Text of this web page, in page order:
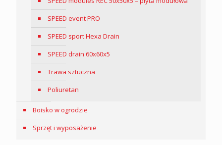
SPEED event PRO
SPEED sport Hexa Drain
SPEED drain 60x60x5
Trawa sztuczna
Poliuretan
Boisko w ogrodzie
Sprzęt i wyposażenie